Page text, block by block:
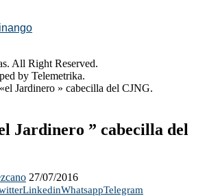
All Right Reserved.
by Telemetrika.
Jardinero » cabecilla del CJNG.
Jardinero ” cabecilla del
27/07/2016
LinkedinWhatsappTelegram